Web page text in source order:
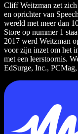
Cliff Weitzman zet
en oprichter van
wereld met meer dan
Store op nummer 1
2017 werd Weitzman
voor zijn inzet om het
met een leerstoornis.
EdSurge, Inc.,